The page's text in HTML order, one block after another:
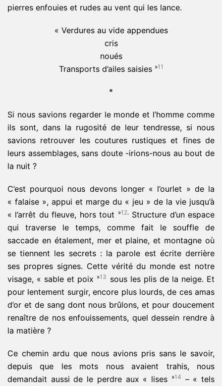
pierres enfouies et rudes au vent qui les lance.
« Verdures au vide appendues
cris
noués
Transports d’ailes saisies »11
*
Si nous savions regarder le monde et l’homme comme
ils sont, dans la rugosité de leur tendresse, si nous
savions retrouver les coutures rustiques et fines de
leurs assemblages, sans doute -irions-nous au bout de
la nuit ?
C’est pourquoi nous devons longer « l’ourlet » de la
« falaise », appui et marge du « jeu » de la vie jusqu’à
« l’arrêt du fleuve, hors tout »12.Structure d’un espace
qui traverse le temps, comme fait le souffle de
saccade en étalement, mer et plaine, et montagne où
se tiennent les secrets : la parole est écrite derrière
ses propres signes. Cette vérité du monde est notre
visage, « sable et poix »13 sous les plis de la neige. Et
pour lentement surgir, encore plus lourds, de ces amas
d’or et de sang dont nous brûlons, et pour doucement
renaître de nos enfouissements, quel dessein rendre à
la matière ?
Ce chemin ardu que nous avions pris sans le savoir,
depuis que les mots nous avaient trahis, nous
demandait aussi de le perdre aux « lises »14 – « tels